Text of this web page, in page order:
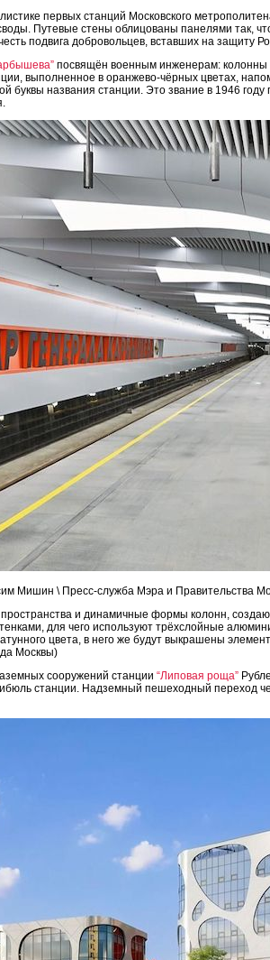
первых станций Московского
Путевые стены облицованы панелями так,
подвига добровольцев, вставших на защиту
посвящён военным инженерам: колонны
выполненное в оранжево-чёрных цветах,
буквы названия станции. Это звание в 1946
Мишин \ Пресс-служба Мэра и Правительства
и динамичные формы колонн,
для чего используют трёхслойные
цвета, в него же будут выкрашены
Москвы)
сооружений станции “Липовая роща”
станции. Надземный пешеходный переход